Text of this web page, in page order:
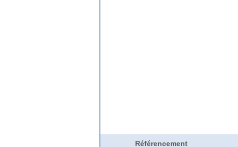
Référencement